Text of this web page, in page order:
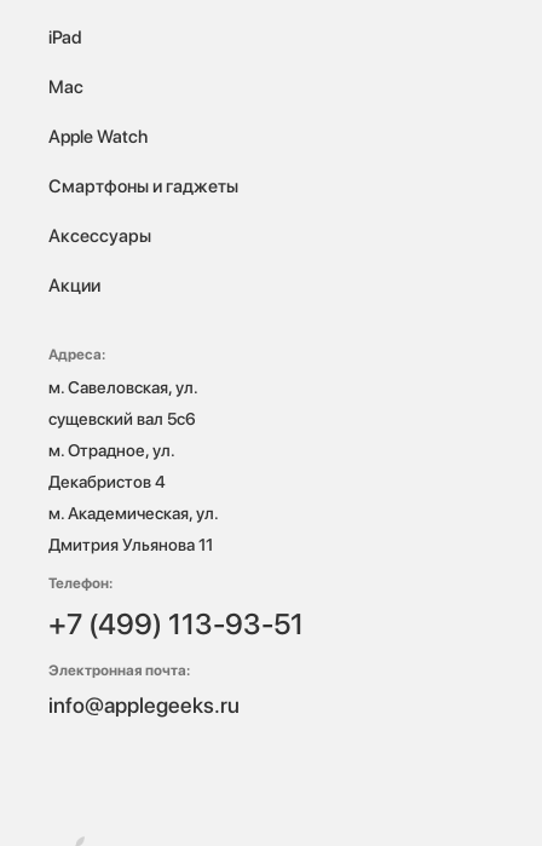
iPad
Mac
Apple Watch
Смартфоны и гаджеты
Аксессуары
Акции
Адреса:
м. Савеловская, ул.
сущевский вал 5с6
м. Отрадное, ул.
Декабристов 4
м. Академическая, ул.
Дмитрия Ульянова 11
Телефон:
+7 (499) 113-93-51
Электронная почта:
info@applegeeks.ru